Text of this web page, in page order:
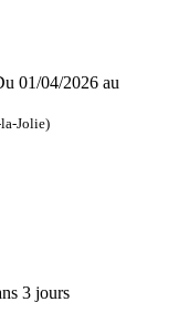
01/04/2026 au
Jolie)
3 jours